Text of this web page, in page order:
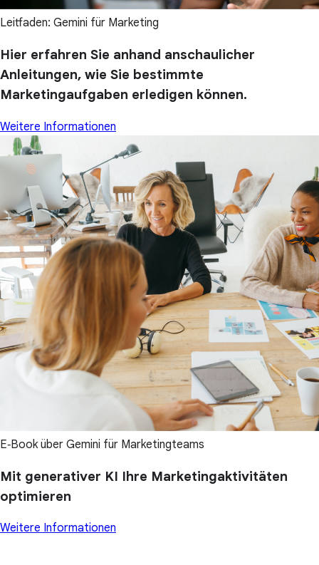
Leitfaden: Gemini für Marketing
Hier erfahren Sie anhand anschaulicher
Anleitungen, wie Sie bestimmte
Marketingaufgaben erledigen können.
Weitere Informationen
E‑Book über Gemini für Marketingteams
Mit generativer KI Ihre Marketingaktivitäten
optimieren
Weitere Informationen